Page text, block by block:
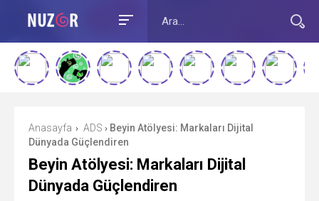
Anasayfa › ADS › Beyin Atölyesi: Markaları Dijital
Dünyada Güçlendiren
Beyin Atölyesi: Markaları Dijital
Dünyada Güçlendiren